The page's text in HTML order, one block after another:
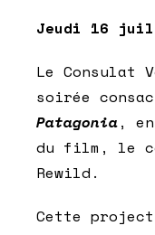
Jeudi 16
Le Consulat
soirée
Patagonia,
du film, le
Rewild.
Cette